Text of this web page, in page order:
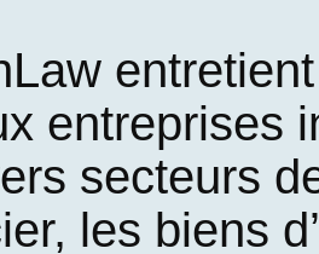
entreprises
secteurs
les biens